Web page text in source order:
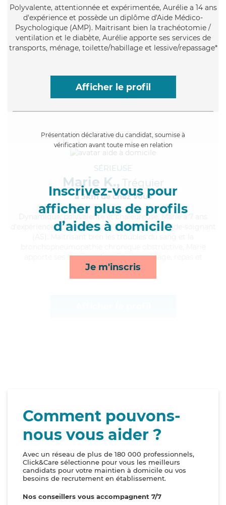
Polyvalente, attentionnée et expérimentée, Aurélie a 14 ans
d'expérience et possède un diplôme d'Aide Médico-
Psychologique (AMP). Maitrisant bien la trachéotomie /
ventilation et le diabète, Aurélie apporte ses services de
transports, ménage, toilette/habillage et lessive/repassage*
Afficher le profil
Présentation déclarative du candidat, soumise à
vérification avant toute mise en relation
Inscrivez-vous pour
afficher plus de profils
d’aides à domicile
Je m'inscris
SÉRIEUSE
Marie K., Tréguier
à 5km de chez Vous
, polyvalente et chaleureuse, Marie a 7 ans
d'expérience et possède un diplôme d'Etat d'aide-soignant
apporte ses services de activités, ménage, repas et
lever/coucher*
Comment pouvons-
nous vous aider ?
Avec un réseau de plus de 180 000 professionnels,
Click&Care sélectionne pour vous les meilleurs
candidats pour votre maintien à domicile ou vos
besoins de recrutement en établissement.
Nos conseillers vous accompagnent 7/7